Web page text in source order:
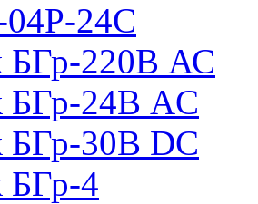
24С
БГр-220В АС
БГр-24В AC
БГр-30В DC
БГр-4